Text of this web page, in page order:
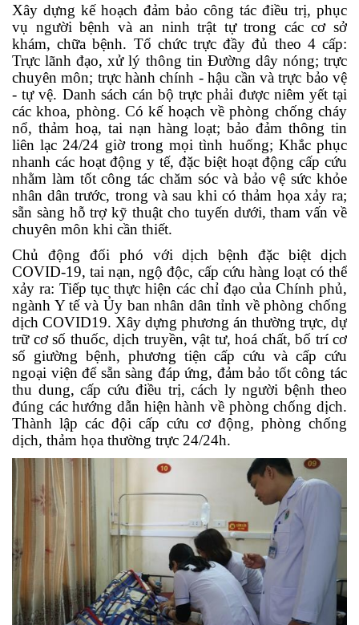
Xây dựng kế hoạch đảm bảo công tác điều trị, phục
vụ người bệnh và an ninh trật tự trong các cơ sở
khám, chữa bệnh. Tổ chức trực đầy đủ theo 4 cấp:
Trực lãnh đạo, xử lý thông tin Đường dây nóng; trực
chuyên môn; trực hành chính - hậu cần và trực bảo vệ
- tự vệ. Danh sách cán bộ trực phải được niêm yết tại
các khoa, phòng. Có kế hoạch về phòng chống cháy
nổ, thảm hoạ, tai nạn hàng loạt; bảo đảm thông tin
liên lạc 24/24 giờ trong mọi tình huống; Khắc phục
nhanh các hoạt động y tế, đặc biệt hoạt động cấp cứu
nhằm làm tốt công tác chăm sóc và bảo vệ sức khỏe
nhân dân trước, trong và sau khi có thảm họa xảy ra;
sẵn sàng hỗ trợ kỹ thuật cho tuyến dưới, tham vấn về
chuyên môn khi cần thiết.
Chủ động đối phó với dịch bệnh đặc biệt dịch
COVID-19, tai nạn, ngộ độc, cấp cứu hàng loạt có thể
xảy ra: Tiếp tục thực hiện các chỉ đạo của Chính phủ,
ngành Y tế và Ủy ban nhân dân tỉnh về phòng chống
dịch COVID19. Xây dựng phương án thường trực, dự
trữ cơ số thuốc, dịch truyền, vật tư, hoá chất, bố trí cơ
số giường bệnh, phương tiện cấp cứu và cấp cứu
ngoại viện để sẵn sàng đáp ứng, đảm bảo tốt công tác
thu dung, cấp cứu điều trị, cách ly người bệnh theo
đúng các hướng dẫn hiện hành về phòng chống dịch.
Thành lập các đội cấp cứu cơ động, phòng chống
dịch, thảm họa thường trực 24/24h.